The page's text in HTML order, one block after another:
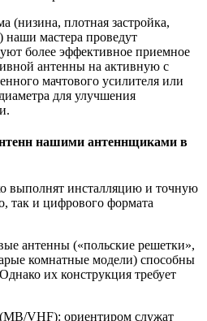
(низина, плотная застройка,
наши мастера проведут
более эффективное приемное
антенны на активную с
мачтового усилителя или
для улучшения
нашими антеннщиками в
выполнят инсталляцию и точную
так и цифрового формата
антенны («польские решетки»,
комнатные модели) способны
их конструкция требует
VHF): ориентиром служат